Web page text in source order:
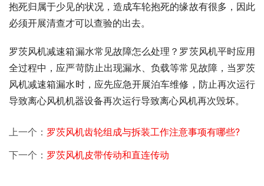
抱死归属于少见的状况，造成车轮抱死的缘故有很多，因此
必须开展清查才可以查验的出去。
罗茨风机减速箱漏水常见故障怎么处理？罗茨风机平时应用
全过程中，应严苛防止出现漏水、负载等常见故障，当罗茨
风机减速箱漏水时，应先应急开展泊车维修，防止再次运行
导致离心风机机器设备再次运行导致离心风机再次毁坏。
上一个： 罗茨风机齿轮组成与拆装工作注意事项有哪些?
下一个： 罗茨风机皮带传动和直连传动